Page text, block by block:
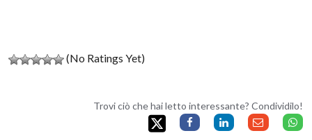
(No Ratings Yet)
Trovi ciò che hai letto interessante? Condividilo!